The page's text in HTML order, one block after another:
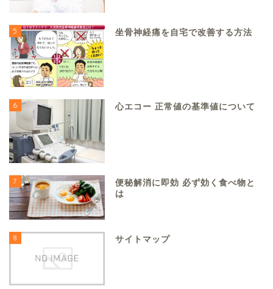
5 坐骨神経痛を自宅で改善する方法
6 心エコー 正常値の基準値について
7
便秘解消に即効 必ず効く食べ物と
は
8 サイトマップ